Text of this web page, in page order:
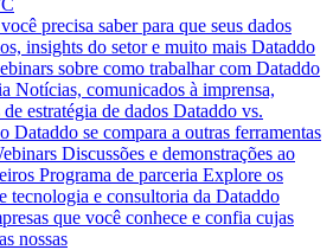
precisa saber para que seus dados
insights do setor e muito mais Dataddo
sobre como trabalhar com Dataddo
Notícias, comunicados à imprensa,
estratégia de dados Dataddo vs.
Dataddo se compara a outras ferramentas
Discussões e demonstrações ao
Programa de parceria Explore os
tecnologia e consultoria da Dataddo
que você conhece e confia cujas
nossas